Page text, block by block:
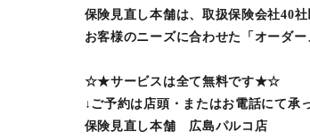
保険見直し本舗は、取扱保険会社40社
お客様のニーズに合わせた「オーダ
☆★サービスは全て無料です★☆
↓ご予約は店頭・またはお電話にて承
保険見直し本舗 広島パルコ店